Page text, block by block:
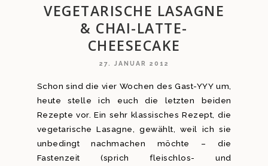
VEGETARISCHE LASAGNE
& CHAI-LATTE-
CHEESECAKE
27. JANUAR 2012
Schon sind die vier Wochen des Gast-YYY um,
heute stelle ich euch die letzten beiden
Rezepte vor. Ein sehr klassisches Rezept, die
vegetarische Lasagne, gewählt, weil ich sie
unbedingt nachmachen möchte – die
Fastenzeit (sprich fleischlos- und